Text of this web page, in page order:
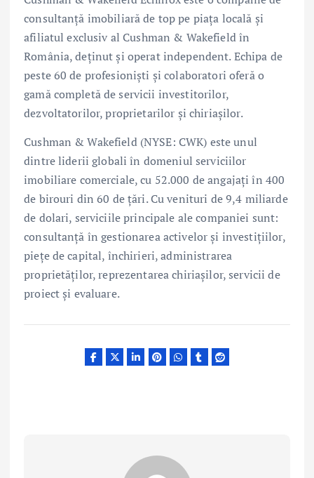
consultanţă imobiliară de top pe piaţa locală şi
afiliatul exclusiv al Cushman & Wakefield în
România, deținut și operat independent. Echipa de
peste 60 de profesioniști și colaboratori oferă o
gamă completă de servicii investitorilor,
dezvoltatorilor, proprietarilor și chiriașilor.
Cushman & Wakefield (NYSE: CWK) este unul
dintre liderii globali în domeniul serviciilor
imobiliare comerciale, cu 52.000 de angajați în 400
de birouri din 60 de țări. Cu venituri de 9,4 miliarde
de dolari, serviciile principale ale companiei sunt:
consultanță în gestionarea activelor şi investițiilor,
piețe de capital, închirieri, administrarea
proprietăților, reprezentarea chiriașilor, servicii de
proiect și evaluare.